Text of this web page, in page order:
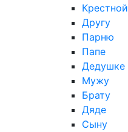
Крестной
Другу
Парню
Папе
Дедушке
Мужу
Брату
Дяде
Сыну